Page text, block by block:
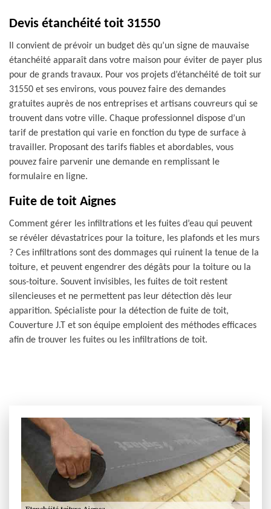
Devis étanchéité toit 31550
Il convient de prévoir un budget dès qu’un signe de mauvaise
étanchéité apparaît dans votre maison pour éviter de payer plus
pour de grands travaux. Pour vos projets d’étanchéité de toit sur
31550 et ses environs, vous pouvez faire des demandes
gratuites auprès de nos entreprises et artisans couvreurs qui se
trouvent dans votre ville. Chaque professionnel dispose d’un
tarif de prestation qui varie en fonction du type de surface à
travailler. Proposant des tarifs fiables et abordables, vous
pouvez faire parvenir une demande en remplissant le
formulaire en ligne.
Fuite de toit Aignes
Comment gérer les infiltrations et les fuites d’eau qui peuvent
se révéler dévastatrices pour la toiture, les plafonds et les murs
? Ces infiltrations sont des dommages qui ruinent la tenue de la
toiture, et peuvent engendrer des dégâts pour la toiture ou la
sous-toiture. Souvent invisibles, les fuites de toit restent
silencieuses et ne permettent pas leur détection dès leur
apparition. Spécialiste pour la détection de fuite de toit,
Couverture J.T et son équipe emploient des méthodes efficaces
afin de trouver les fuites ou les infiltrations de toit.